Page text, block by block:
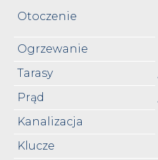
Otoczenie
Ogrzewanie
Tarasy
Prąd
Kanalizacja
Klucze